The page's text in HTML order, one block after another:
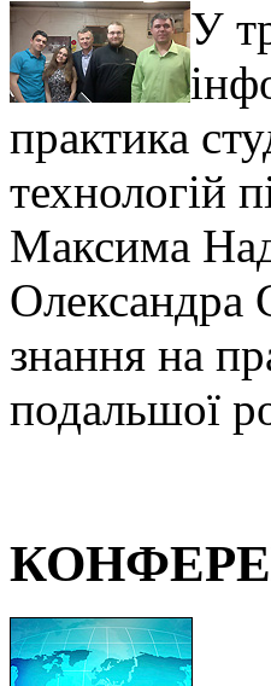
У
практика
технологій
Максима
Олександра
знання на
подальшої